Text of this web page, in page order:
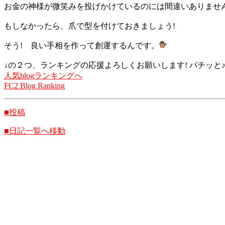
お金の神様が微笑みを投げかけているのには間違いありませ
もしなかったら、爪で型を付けておきましょう!
そう! 良い手相を作って創運するんです。
↓の２つ、ランキングの応援よろしくお願いします! パチッと♪
人気blogランキングへ
FC2 Blog Ranking
■投稿
■日記一覧へ移動